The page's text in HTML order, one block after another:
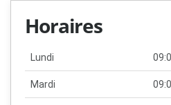
Horaires
Lundi
Mardi